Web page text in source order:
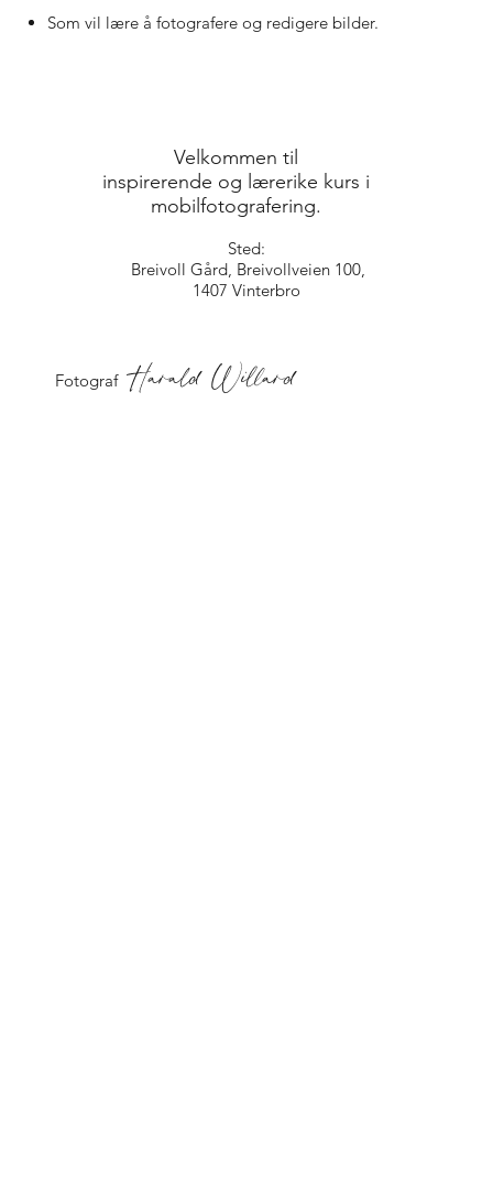
Velkommen til
inspirerende og lærerike kurs i
mobilfotografering.
Som vil lære å fotografere og redigere bilder.
Fotograf Harald Willard
Sted:
Breivoll Gård, Breivollveien 100,
1407 Vinterbro